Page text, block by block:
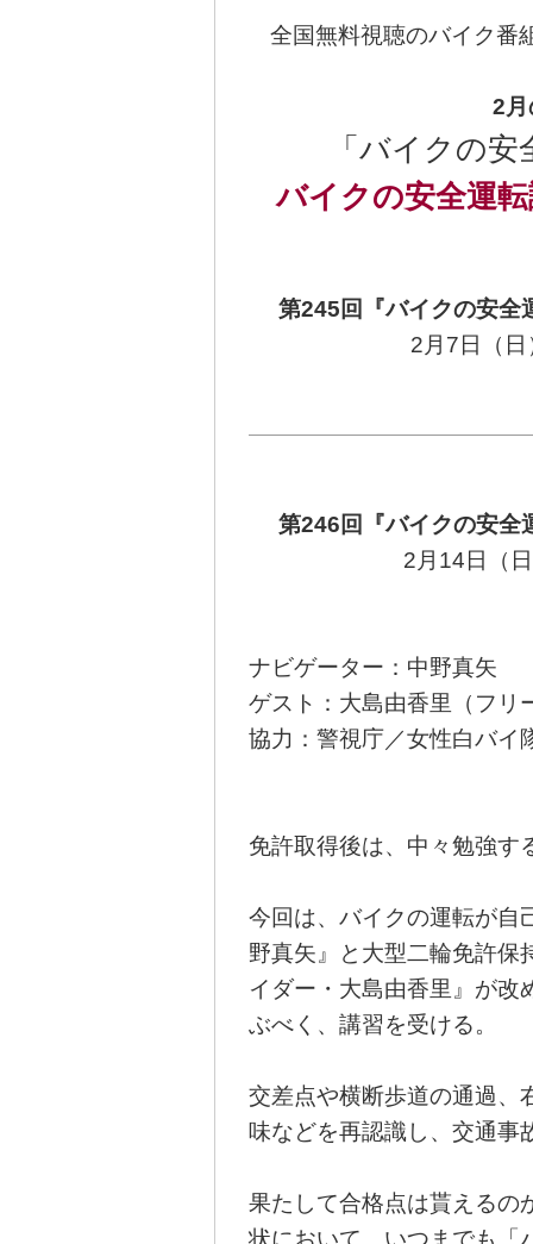
全国無料視聴のバイク番
2
「バイクの
バイクの安全運
第245回『バイクの安全
2月7日（
第246回『バイクの安全
2月14日（
ナビゲーター：中野真矢
ゲスト：大島由香里（フリ
協力：警視庁／女性白バイ
免許取得後は、中々勉強す
今回は、バイクの運転が自
野真矢』と大型二輪免許保
イダー・大島由香里』が改
ぶべく、講習を受ける。
交差点や横断歩道の通過、
味などを再認識し、交通
果たして合格点は貰えるの
状において、いつまでも「